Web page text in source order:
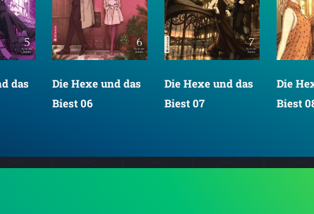
das
Die Hexe und das
Biest 06
Die Hexe und das
Biest 07
Die
Biest